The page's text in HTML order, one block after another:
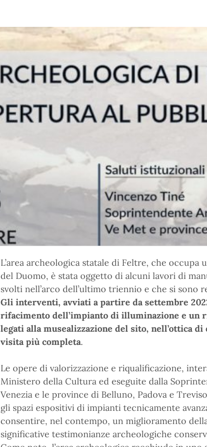
L’area archeologica statale di Feltre, che occupa
del Duomo, è stata oggetto di alcuni lavori di
svolti nell’arco dell’ultimo triennio e che si sono
Gli interventi, avviati a partire da settembre
rifacimento dell’impianto di illuminazione e un
legati alla musealizzazione del sito, nell’ottica
visita più completa.
Le opere di valorizzazione e riqualificazione,
Ministero della Cultura ed eseguite dalla
Venezia e le province di Belluno, Padova e
gli spazi espositivi di impianti tecnicamente
consentire, nel contempo, un miglioramento
significative testimonianze archeologiche